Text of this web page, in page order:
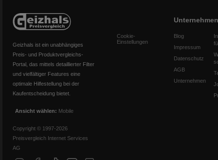
Geizhals ist ein unabhängiges
Preis- und Produktvergleichs-
Portal, das mittels detaillierter Filter
und vielfältiger Features eine
optimale Hilfestellung bei der
Kaufentscheidung bietet.
Ansicht wählen: Mobile
Copyright © 1997-2026
Preisvergleich Internet Services
AG
Cookie-
Einstellungen
Unternehmen
Blog
Impressum
Datenschutz
AGB
Unternehmen